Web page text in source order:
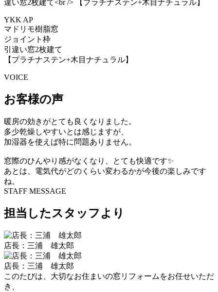
YKK AP
マドリモ樹脂窓
ジョイント枠
引違い窓2枚建て
【プラチナステン+木目ナチュラル】
VOICE
お客様の声
暖房の効きがとても良くなりました。
多少乾燥しやすいとは感じますが、
加湿器を使えば特に問題ありません。
窓際のひんやり感がなくなり、とても快適です✨
あとは、電気代がどのくらい変わるかが今後の楽しみです
ね。
STAFF MESSAGE
担当したスタッフより
店長：三浦 雄太郎
店長：三浦 雄太郎
このたびは、大切なお住まいの窓リフォームをお任せいただ
き、